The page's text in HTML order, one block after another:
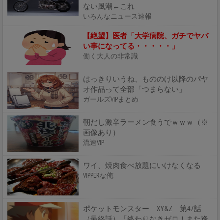
ない風潮←これ
いろんなニュース速報
【絶望】医者「大学病院、ガチでヤバ
い事になってる・・・・・」
働く大人の非常識
はっきりいうね、もののけ以降のパヤ
オ作品って全部「つまらない」
ガールズVIPまとめ
朝だし激辛ラーメン食うでｗｗｗ（※
画像あり）
流速VIP
ワイ、焼肉食べ放題にいけなくなる
VIPPERな俺
ポケットモンスター XY&Z 第47話